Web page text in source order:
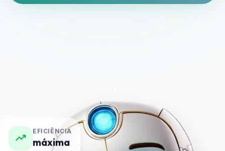
trending_up
EFICIÊNCIA
máxima